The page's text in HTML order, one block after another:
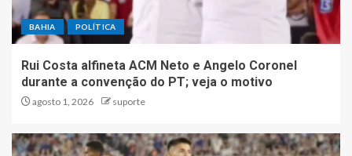
BAHIA POLÍTICA
Rui Costa alfineta ACM Neto e Angelo Coronel
durante a convenção do PT; veja o motivo
agosto 1, 2026 suporte